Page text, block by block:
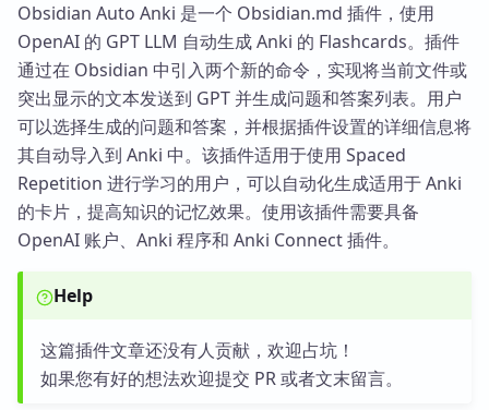
Obsidian Auto Anki 是一个 Obsidian.md 插件，使用
OpenAI 的 GPT LLM 自动生成 Anki 的 Flashcards。插件
通过在 Obsidian 中引入两个新的命令，实现将当前文件或
突出显示的文本发送到 GPT 并生成问题和答案列表。用户
可以选择生成的问题和答案，并根据插件设置的详细信息将
其自动导入到 Anki 中。该插件适用于使用 Spaced
Repetition 进行学习的用户，可以自动化生成适用于 Anki
的卡片，提高知识的记忆效果。使用该插件需要具备
OpenAI 账户、Anki 程序和 Anki Connect 插件。
Help
这篇插件文章还没有人贡献，欢迎占坑！
如果您有好的想法欢迎提交 PR 或者文末留言。